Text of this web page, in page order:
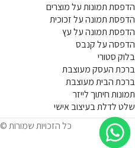
הדפסת תמונות על מוצרים
הדפסת תמונה על זכוכית
הדפסת תמונה על עץ
הדפסה על קנבס
בלוק סטורי
ברכת העסק מעוצבת
ברכת הבית מעוצבת
תמונות חיתוך לייזר
שלט לדלת בעיצוב אישי
כל הזכויות שמורות © 2022 | ספידפרינט